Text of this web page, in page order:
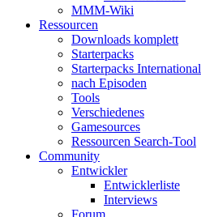
MMM-Wiki
Ressourcen
Downloads komplett
Starterpacks
Starterpacks International
nach Episoden
Tools
Verschiedenes
Gamesources
Ressourcen Search-Tool
Community
Entwickler
Entwicklerliste
Interviews
Forum